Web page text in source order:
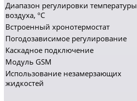
Диапазон регулировки температуры
воздуха, ºC
Встроенный хронотермостат
Погодозависимое регулирование
Каскадное подключение
Модуль GSM
Использование незамерзающих
жидкостей